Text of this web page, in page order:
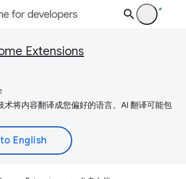
Extensions
术将内容翻译成您偏好的语言。AI 翻译可能包